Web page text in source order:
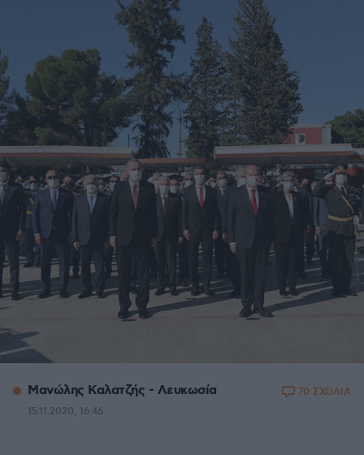
Μανώλης Καλατζής - Λευκωσία
15.11.2020, 16:46
70 ΣΧΟΛΙΑ